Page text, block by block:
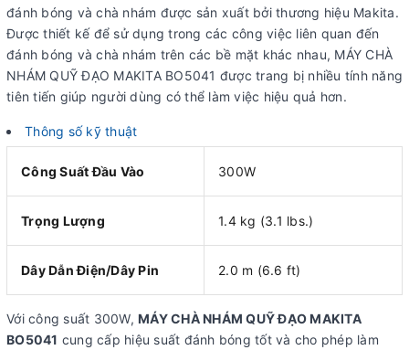
đánh bóng và chà nhám được sản xuất bởi thương hiệu Makita.
Được thiết kế để sử dụng trong các công việc liên quan đến
đánh bóng và chà nhám trên các bề mặt khác nhau, MÁY CHÀ
NHÁM QUỸ ĐẠO MAKITA BO5041 được trang bị nhiều tính năng
tiên tiến giúp người dùng có thể làm việc hiệu quả hơn.
Thông số kỹ thuật
Công Suất Đầu Vào 300W
Trọng Lượng 1.4 kg (3.1 lbs.)
Dây Dẫn Điện/Dây Pin 2.0 m (6.6 ft)
Với công suất 300W, MÁY CHÀ NHÁM QUỸ ĐẠO MAKITA
BO5041 cung cấp hiệu suất đánh bóng tốt và cho phép làm